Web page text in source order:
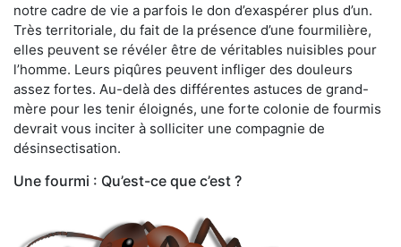
notre cadre de vie a parfois le don d’exaspérer plus d’un.
Très territoriale, du fait de la présence d’une fourmilière,
elles peuvent se révéler être de véritables nuisibles pour
l’homme. Leurs piqûres peuvent infliger des douleurs
assez fortes. Au-delà des différentes astuces de grand-
mère pour les tenir éloignés, une forte colonie de fourmis
devrait vous inciter à solliciter une compagnie de
désinsectisation.
Une fourmi : Qu’est-ce que c’est ?